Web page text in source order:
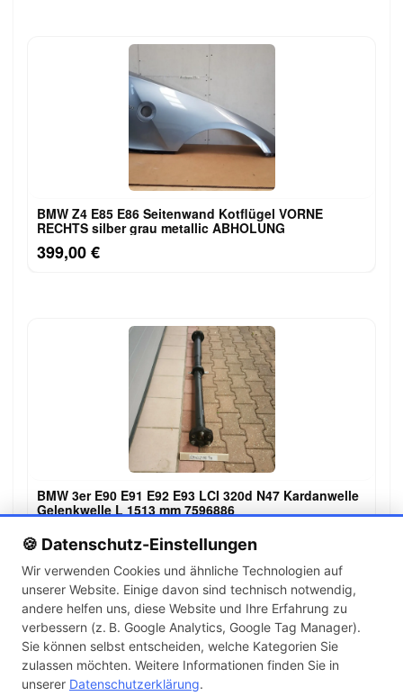
🍪 Datenschutz-Einstellungen
Wir verwenden Cookies und ähnliche Technologien auf
unserer Website. Einige davon sind technisch notwendig,
andere helfen uns, diese Website und Ihre Erfahrung zu
verbessern (z. B. Google Analytics, Google Tag Manager).
Sie können selbst entscheiden, welche Kategorien Sie
zulassen möchten. Weitere Informationen finden Sie in
unserer Datenschutzerklärung.
BMW Z4 E85 E86 Seitenwand Kotflügel VORNE
RECHTS silber grau metallic ABHOLUNG
399,00 €
BMW 3er E90 E91 E92 E93 LCI 320d N47 Kardanwelle
Gelenkwelle L 1513 mm 7596886
149,00 €
← 1 2 3 … 143 →
Artikel pro Seite